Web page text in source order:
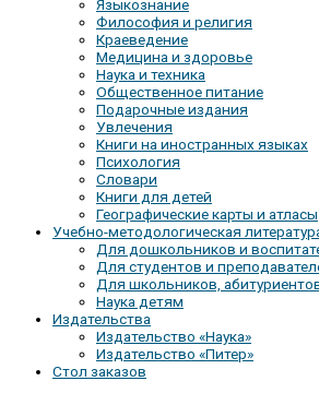
Языкознание
Философия и религия
Краеведение
Медицина и здоровье
Наука и техника
Общественное питание
Подарочные издания
Увлечения
Книги на иностранных языках
Психология
Словари
Книги для детей
Географические карты и атласы
Учебно-методологическая
Для дошкольников и
Для студентов и
Для школьников,
Наука детям
Издательства
Издательство «Наука»
Издательство «Питер»
Стол заказов